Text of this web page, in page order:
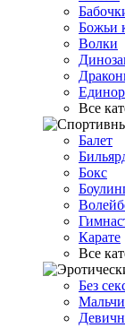
Божьи
Волки
Все
Балет
Бокс
Карате
Все
Без